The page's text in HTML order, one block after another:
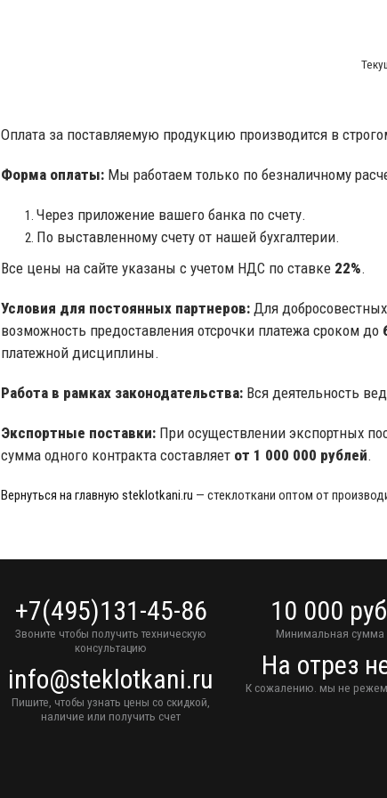
Оплата за поставляемую продукцию производится в
Форма оплаты: Мы работаем только по безналичному
Через приложение вашего банка по счету.
По выставленному счету от нашей бухгалтерии.
Все цены на сайте указаны с учетом НДС по ставке 22%.
Условия для постоянных партнеров: Для
возможность предоставления отсрочки платежа сроком до
платежной дисциплины.
Работа в рамках законодательства: Вся деятельность
Экспортные поставки: При осуществлении экспортных
сумма одного контракта составляет от 1 000 000 рублей.
Вернуться на главную steklotkani.ru — стеклоткани оптом от
+7(495)131-45-86
Звоните чтобы получить техническую
консультацию
info@steklotkani.ru
Пишите, чтобы узнать цены со скидкой,
наличие или получить счет
10 000
Минимальная сумма
На отрез
К сожалению. мы не режем